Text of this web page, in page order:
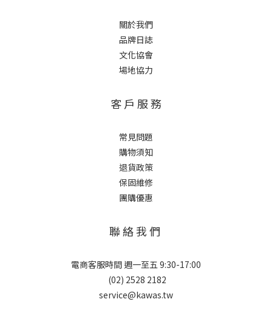
關於我們
品牌日誌
文化協會
場地協力
客 戶 服 務
常見問題
購物須知
退貨政策
保固維修
團購優惠
聯 絡 我 們
電商客服時間 週一至五 9:30-17:00
(02) 2528 2182
service@kawas.tw